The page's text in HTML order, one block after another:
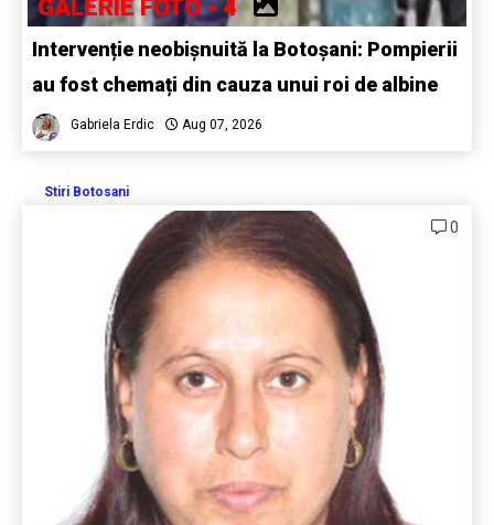
GALERIE FOTO - 4
Intervenție neobișnuită la Botoșani: Pompierii
au fost chemați din cauza unui roi de albine
Gabriela Erdic Aug 07, 2026
Stiri Botosani
0